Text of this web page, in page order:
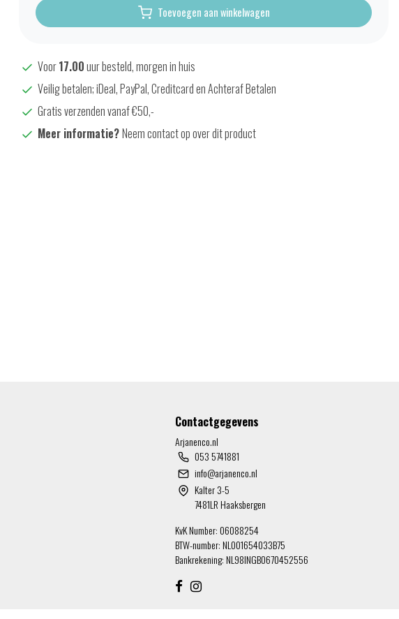
Toevoegen aan winkelwagen
Voor17.00uur besteld, morgen in huis
Veilig betalen; iDeal, PayPal, Creditcard en Achteraf Betalen
Gratis verzenden vanaf €50,-
Meer informatie?Neem contact op over dit product
Contactgegevens
Arjanenco.nl
053 5741881
info@arjanenco.nl
Kalter 3-5
7481LR Haaksbergen
KvK Number: 06088254
BTW-number: NL001654033B75
Bankrekening: NL98INGB0670452556